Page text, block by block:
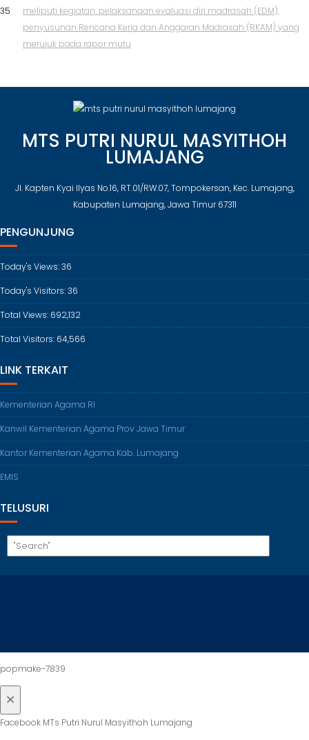
35
meliputi kegiatan: pelaksanaan evaluasi diri madrasah (EDM),
penyusunan Rencana Kerja dan Anggaran Madrasah (RKAM) yang
merujuk pada rapor mutu
MTS PUTRI NURUL MASYITHOH
LUMAJANG
Jl. Kapten Kyai Ilyas No.16, RT.01/RW.07, Tompokersan, Kec. Lumajang,
Kabupaten Lumajang, Jawa Timur 67311
PENGUNJUNG
Today's Views:36
Today's Visitors:36
Total Views: 692,132
Total Visitors: 64,566
LINK TERKAIT
Kementerian Agama RI
Kanwil Kementerian Agama Prov Jawa Timur
Kantor Kementerian Agama Kab. Lumajang
EMIS
TELUSURI
popmake-7839
×
Facebook MTs Putri Nurul Masyithoh Lumajang